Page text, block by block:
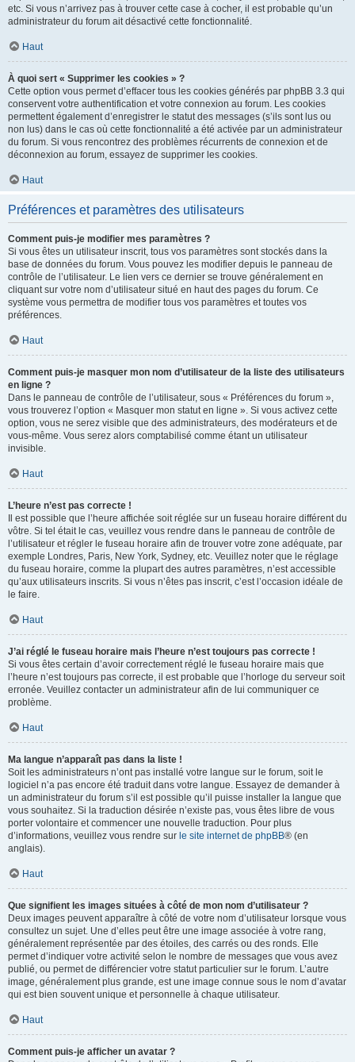
etc. Si vous n’arrivez pas à trouver cette case à cocher, il est probable qu’un
administrateur du forum ait désactivé cette fonctionnalité.
Haut
À quoi sert « Supprimer les cookies » ?
Cette option vous permet d’effacer tous les cookies générés par phpBB 3.3 qui
conservent votre authentification et votre connexion au forum. Les cookies
permettent également d’enregistrer le statut des messages (s’ils sont lus ou
non lus) dans le cas où cette fonctionnalité a été activée par un administrateur
du forum. Si vous rencontrez des problèmes récurrents de connexion et de
déconnexion au forum, essayez de supprimer les cookies.
Haut
Préférences et paramètres des utilisateurs
Comment puis-je modifier mes paramètres ?
Si vous êtes un utilisateur inscrit, tous vos paramètres sont stockés dans la
base de données du forum. Vous pouvez les modifier depuis le panneau de
contrôle de l’utilisateur. Le lien vers ce dernier se trouve généralement en
cliquant sur votre nom d’utilisateur situé en haut des pages du forum. Ce
système vous permettra de modifier tous vos paramètres et toutes vos
préférences.
Haut
Comment puis-je masquer mon nom d’utilisateur de la liste des utilisateurs
en ligne ?
Dans le panneau de contrôle de l’utilisateur, sous « Préférences du forum »,
vous trouverez l’option « Masquer mon statut en ligne ». Si vous activez cette
option, vous ne serez visible que des administrateurs, des modérateurs et de
vous-même. Vous serez alors comptabilisé comme étant un utilisateur
invisible.
Haut
L’heure n’est pas correcte !
Il est possible que l’heure affichée soit réglée sur un fuseau horaire différent du
vôtre. Si tel était le cas, veuillez vous rendre dans le panneau de contrôle de
l’utilisateur et régler le fuseau horaire afin de trouver votre zone adéquate, par
exemple Londres, Paris, New York, Sydney, etc. Veuillez noter que le réglage
du fuseau horaire, comme la plupart des autres paramètres, n’est accessible
qu’aux utilisateurs inscrits. Si vous n’êtes pas inscrit, c’est l’occasion idéale de
le faire.
Haut
J’ai réglé le fuseau horaire mais l’heure n’est toujours pas correcte !
Si vous êtes certain d’avoir correctement réglé le fuseau horaire mais que
l’heure n’est toujours pas correcte, il est probable que l’horloge du serveur soit
erronée. Veuillez contacter un administrateur afin de lui communiquer ce
problème.
Haut
Ma langue n’apparaît pas dans la liste !
Soit les administrateurs n’ont pas installé votre langue sur le forum, soit le
logiciel n’a pas encore été traduit dans votre langue. Essayez de demander à
un administrateur du forum s’il est possible qu’il puisse installer la langue que
vous souhaitez. Si la traduction désirée n’existe pas, vous êtes libre de vous
porter volontaire et commencer une nouvelle traduction. Pour plus
d’informations, veuillez vous rendre sur le site internet de phpBB® (en
anglais).
Haut
Que signifient les images situées à côté de mon nom d’utilisateur ?
Deux images peuvent apparaître à côté de votre nom d’utilisateur lorsque vous
consultez un sujet. Une d’elles peut être une image associée à votre rang,
généralement représentée par des étoiles, des carrés ou des ronds. Elle
permet d’indiquer votre activité selon le nombre de messages que vous avez
publié, ou permet de différencier votre statut particulier sur le forum. L’autre
image, généralement plus grande, est une image connue sous le nom d’avatar
qui est bien souvent unique et personnelle à chaque utilisateur.
Haut
Comment puis-je afficher un avatar ?